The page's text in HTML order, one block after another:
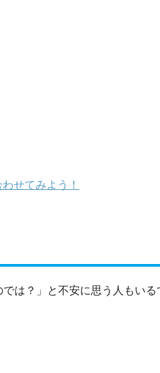
せてみよう！
は？」と不安に思う人もいる